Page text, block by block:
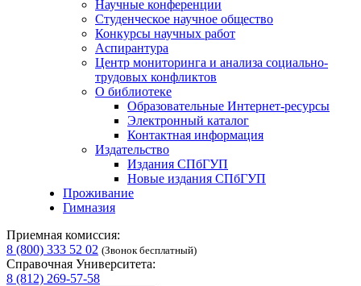
Научные конференции
Студенческое научное общество
Конкурсы научных работ
Аспирантура
Центр мониторинга и анализа социально-
трудовых конфликтов
О библиотеке
Образовательные Интернет-ресурсы
Электронный каталог
Контактная информация
Издательство
Издания СПбГУП
Новые издания СПбГУП
Проживание
Гимназия
Приемная комиссия:
8 (800) 333 52 02 (Звонок бесплатный)
Справочная Университета:
8 (812) 269-57-58